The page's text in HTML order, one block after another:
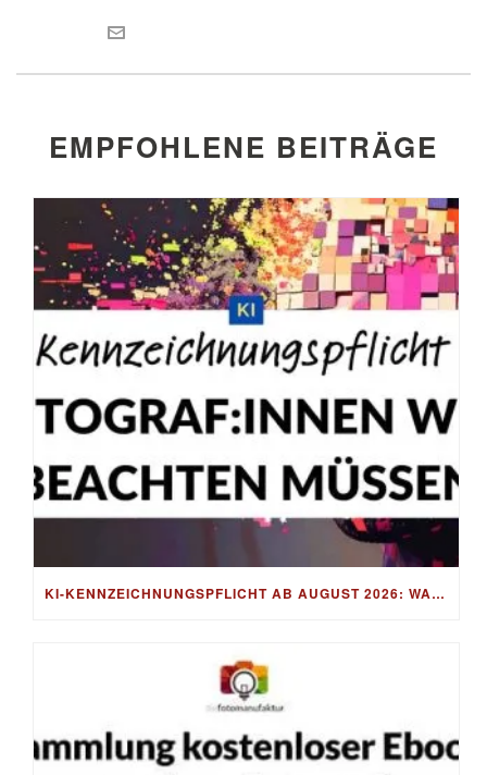
EMPFOHLENE BEITRÄGE
KI-KENNZEICHNUNGSPFLICHT AB AUGUST 2026: WAS FOTOGRAF:INNEN WIRKLICH BEACHTEN MÜSSEN